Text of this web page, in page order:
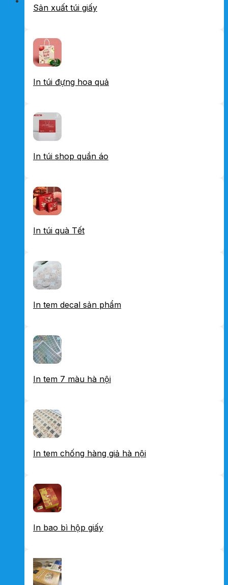
Sản xuất túi giấy
In túi đựng hoa quả
In túi shop quần áo
In túi quà Tết
In tem decal sản phẩm
In tem 7 màu hà nội
In tem chống hàng giả hà nội
In bao bì hộp giấy